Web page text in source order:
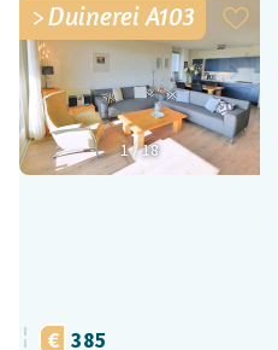
1/18
Duinerei A103
385